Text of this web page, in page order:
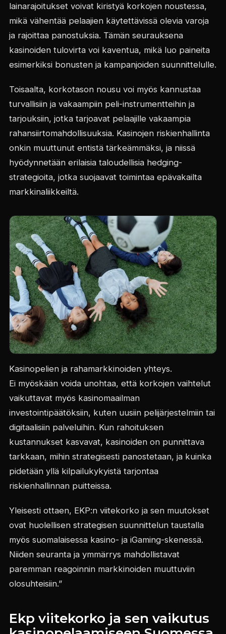
lainarajoitukset voivat kiristyä korkojen noustessa,
mikä vähentää pelaajien käytettävissä olevia varoja
ja rajoittaa panostuksia. Tämän seurauksena
kasinoiden tulovirta voi kaventua, mikä luo paineita
esimerkiksi bonusten ja kampanjoiden suunnittelulle.
Toisaalta, korkotason nousu voi myös kannustaa
turvallisiin ja vakaampiin peli-instrumentteihin ja
tarjouksiin, jotka tarjoavat pelaajille vakaampia
rahansiirtomahdollisuuksia. Kasinojen riskienhallinta
onkin muuttunut entistä tärkeämmäksi, ja niissä
hyödynnetään erilaisia taloudellisia hedging-
strategioita, jotka suojaavat toimintaa epävakailta
markkinaliikkeiltä.
Kasinopelien ja rahamarkkinoiden yhteys.
Ei myöskään voida unohtaa, että korkojen vaihtelut
vaikuttavat myös kasinomaailman
investointipäätöksiin, kuten uusiin pelijärjestelmiin tai
digitaalisiin palveluihin. Kun rahoituksen
kustannukset kasvavat, kasinoiden on punnittava
tarkkaan, mihin strategisesti panostetaan, ja kuinka
pidetään yllä kilpailukykyistä tarjontaa
riskienhallinnan puitteissa.
Yleisesti ottaen, EKP:n viitekorko ja sen muutokset
ovat huolellisen strategisen suunnittelun taustalla
myös suomalaisessa kasino- ja iGaming-skenessä.
Niiden seuranta ja ymmärrys mahdollistavat
paremman reagoinnin markkinoiden muuttuviin
olosuhteisiin.”
Ekp viitekorko ja sen vaikutus